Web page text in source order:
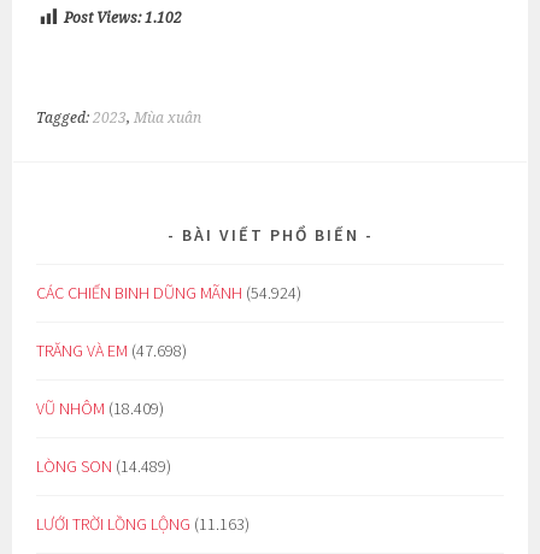
Post Views: 1.102
Tagged:2023,Mùa xuân
BÀI VIẾT PHỔ BIẾN
CÁC CHIẾN BINH DŨNG MÃNH (54.924)
TRĂNG VÀ EM (47.698)
VŨ NHÔM (18.409)
LÒNG SON (14.489)
LƯỚI TRỜI LỒNG LỘNG (11.163)